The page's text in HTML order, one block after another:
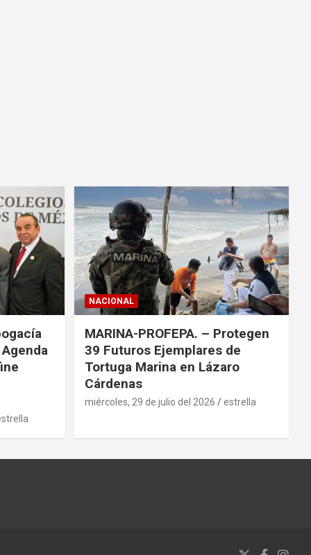
NACIONAL
MARINA-PROFEPA. – Protegen
39 Futuros Ejemplares de
Tortuga Marina en Lázaro
Cárdenas
miércoles, 29 de julio del 2026 estrella